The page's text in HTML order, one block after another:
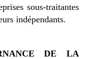
sous-traitantes
indépendants.
DE LA